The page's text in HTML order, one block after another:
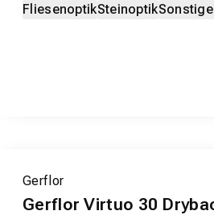
FliesenoptikSteinoptik
Gerflor
Gerflor Virtuo 30